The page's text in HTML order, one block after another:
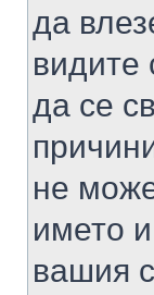
да
видите
да се
не
името
вашия